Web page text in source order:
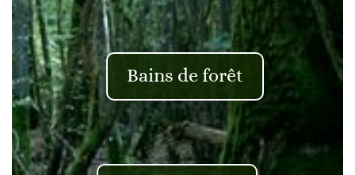
Bains de forêt